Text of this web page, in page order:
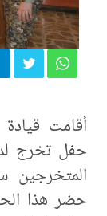
أقامت قيادة
حفل تخرج
المتخرجين
حضر هذا